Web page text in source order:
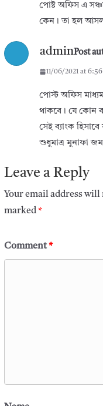
পোষ্ট অফিস এ
কেন। তা হল আসল
adminPost
11/06/2021 at
পোস্ট অফিস
থাকবে। যে কোন
সেই ব্যাংক
শুধুমাত্র মুনাফা
Leave a Reply
Your email address
marked*
Comment*